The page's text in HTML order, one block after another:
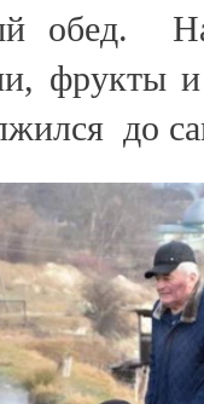
обед.
фрукты
до